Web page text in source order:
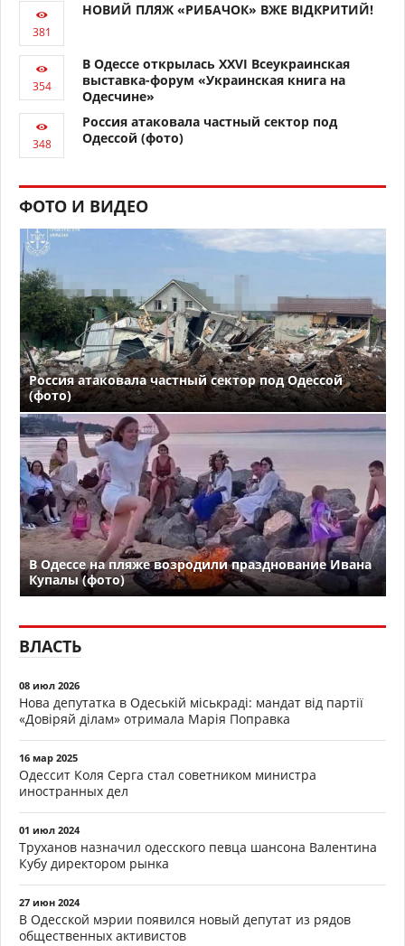
НОВИЙ ПЛЯЖ «РИБАЧОК» ВЖЕ ВІДКРИТИЙ!
В Одессе открылась XXVI Всеукраинская
выставка-форум «Украинская книга на
Одесчине»
Россия атаковала частный сектор под
Одессой (фото)
ФОТО И ВИДЕО
Россия атаковала частный сектор под Одессой
(фото)
В Одессе на пляже возродили празднование Ивана
Купалы (фото)
ВЛАСТЬ
08 июл 2026
Нова депутатка в Одеській міськраді: мандат від партії
«Довіряй ділам» отримала Марія Поправка
16 мар 2025
Одессит Коля Серга стал советником министра
иностранных дел
01 июл 2024
Труханов назначил одесского певца шансона Валентина
Кубу директором рынка
27 июн 2024
В Одесской мэрии появился новый депутат из рядов
общественных активистов